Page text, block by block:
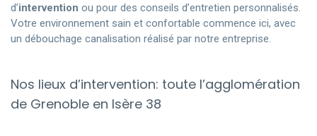
d’intervention ou pour des conseils d’entretien personnalisés.
Votre environnement sain et confortable commence ici, avec
un débouchage canalisation réalisé par notre entreprise.
Nos lieux d’intervention: toute l’agglomération
de Grenoble en Isère 38